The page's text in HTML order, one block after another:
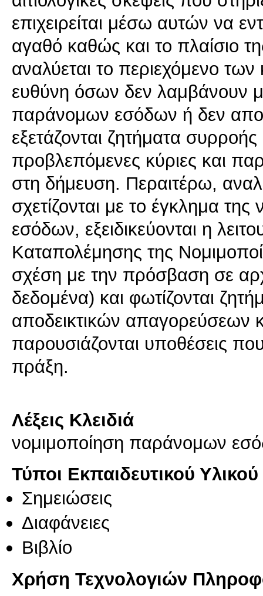
επιχειρείται μέσω αυτών να
αγαθό καθώς και το πλαίσιο
αναλύεται το περιεχόμενο
ευθύνη όσων δεν λαμβάνουν
παράνομων εσόδων ή δεν
εξετάζονται ζητήματα συρροής
προβλεπόμενες κύριες και
στη δήμευση. Περαιτέρω,
σχετίζονται με το έγκλημα
εσόδων, εξειδικεύονται η
Καταπολέμησης της
σχέση με την πρόσβαση σε
δεδομένα) και φωτίζονται
αποδεικτικών απαγορεύσεων
παρουσιάζονται υποθέσεις
πράξη.
Λέξεις Κλειδιά
νομιμοποίηση παράνομων
Τύποι Εκπαιδευτικού Υλικού
Σημειώσεις
Διαφάνειες
Βιβλίο
Χρήση Τεχνολογιών